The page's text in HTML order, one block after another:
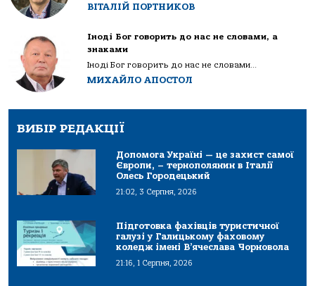
ВІТАЛІЙ ПОРТНИКОВ
Іноді Бог говорить до нас не словами, а
знаками
Іноді Бог говорить до нас не словами...
МИХАЙЛО АПОСТОЛ
ВИБІР РЕДАКЦІЇ
Допомога Україні — це захист самої
Європи, – тернополянин в Італії
Олесь Городецький
21:02, 3 Серпня, 2026
Підготовка фахівців туристичної
галузі у Галицькому фаховому
коледж імені В’ячеслава Чорновола
21:16, 1 Серпня, 2026